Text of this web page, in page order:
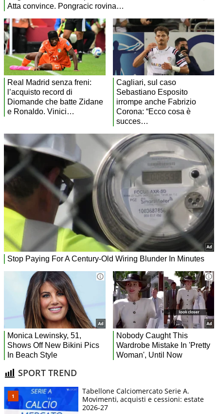
SPORT TREND
Tabellone Calciomercato Serie A.
Movimenti, acquisti e cessioni: estate
2026-27